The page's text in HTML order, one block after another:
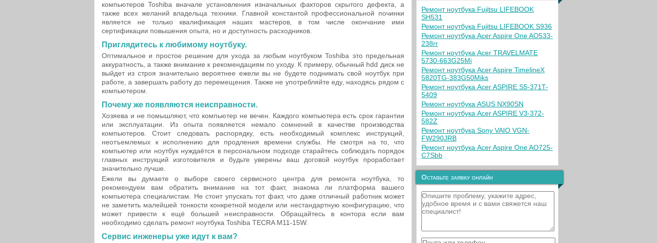
компьютеров Toshiba вначале установления изначальных факторов скрытого дефекта, а
также всех желаний владельца техники. Главной константой профессиональной починки
является не только квалификация наших мастеров, в том числе окончание ими
сертификации повышения опыта, но и доступность расходников.
Приглядитесь к любимому ноутбуку.
Оптимальное и простое решение для ухода за любым ноутбуком Toshiba это предельная
аккуратность, а также внимание к рекомендациям по уходу. К примеру, обычный hdd диск не
выйдет из строя значительно вероятнее ежели вы не будете поднимать свой ноутбук при
работе, а завершать работу до перемещения. Также не употребляйте еду, находясь рядом с
компьютером.
Почему же появляются неисправности.
Хозяева и не помышляют, что компьютер не вечен. Каждого компьютера есть срок гарантии
или эксплуатации. Из опыта появляется немало сомнений в качестве производства
компьютеров. Стоит следовать распорядку, есть необходимый комплекс инструкций,
неотъемлемых к исполнению для продления времени службы. Не смотря на то, что
компьютер или ноутбук нуждаётся в персональном подходе старайтесь соблюдать порядок
главных инструкций изготовителя и будьте уверены ваш договой ноутбук проработает
значительно лучше.
Ежели вы думаете о выборе своего сервисного центра для ремонта ноутбука, то
рекомендуем вам обратить внимание на тот факт, знакома ли платформа вашего
компьютера специалистам. Не стоит упускать тот факт, что даже отличный работник может
не заметить малейшей тонкости конкретной модели или нестандартную конфигурацию, что
может привести к ещё большей неисправности. Обращайтесь в контора если вам
необходимо сделать ремонт ноутбука Toshiba TECRA M11-15W.
Сервис инженеры уже идут к вам?
Ремонт ноутбука Fujitsu LIFEBOOK
SH531
Ремонт ноутбука Fujitsu LIFEBOOK S936
Ремонт ноутбука Acer Aspire One AO533-
238rr
Ремонт ноутбука Acer TRAVELMATE
5730-663G25Mi
Ремонт ноутбука Acer Aspire TimelineX
5820TG-383G50Miks
Ремонт ноутбука Acer ASPIRE S5-371T-
5409
Ремонт ноутбука ASUS NX90SN
Ремонт ноутбука Acer ASPIRE V3-372-
582Z
Ремонт ноутбука Sony VAIO VGN-
FW290JRB
Ремонт ноутбука Acer Aspire One AO725-
C7Sbb
Оставьте заявку онлайн